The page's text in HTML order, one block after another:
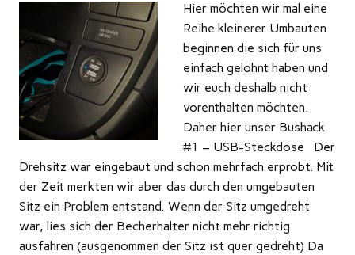
Hier möchten wir mal eine
Reihe kleinerer Umbauten
beginnen die sich für uns
einfach gelohnt haben und
wir euch deshalb nicht
vorenthalten möchten.
Daher hier unser Bushack
#1 – USB-Steckdose Der
Drehsitz war eingebaut und schon mehrfach erprobt. Mit
der Zeit merkten wir aber das durch den umgebauten
Sitz ein Problem entstand. Wenn der Sitz umgedreht
war, lies sich der Becherhalter nicht mehr richtig
ausfahren (ausgenommen der Sitz ist quer gedreht) Da